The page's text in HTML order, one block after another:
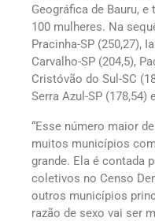
Geográfica de Bauru,
100 mulheres. Na
Pracinha-SP (250,27),
Carvalho-SP (204,5),
Cristóvão do Sul-SC
Serra Azul-SP (178,54)
“Esse número maior
muitos municípios
grande. Ela é contada
coletivos no Censo
outros municípios
razão de sexo vai ser